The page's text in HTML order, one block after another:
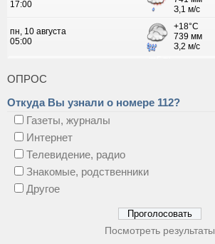
ОПРОС
Откуда Вы узнали о номере 112?
Газеты, журналы
Интернет
Телевидение, радио
Знакомые, родственники
Другое
Посмотреть результаты